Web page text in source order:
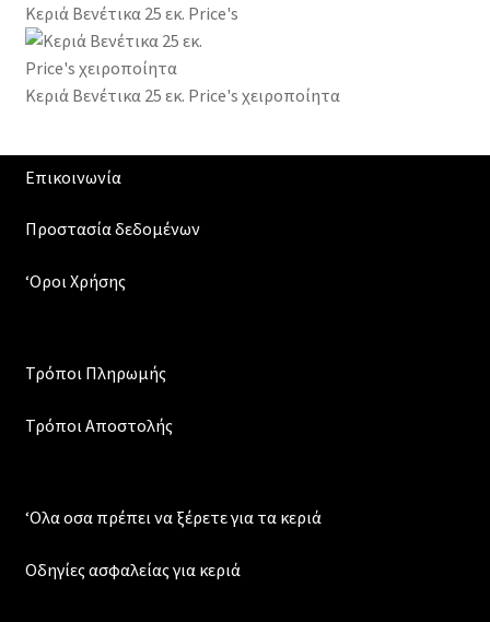
Κεριά Βενέτικα 25 εκ. Price's
Κεριά Βενέτικα 25 εκ. Price's χειροποίητα
Επικοινωνία
Προστασία δεδομένων
‘Οροι Χρήσης
Τρόποι Πληρωμής
Τρόποι Αποστολής
‘Ολα οσα πρέπει να ξέρετε για τα κεριά
Οδηγίες ασφαλείας για κεριά